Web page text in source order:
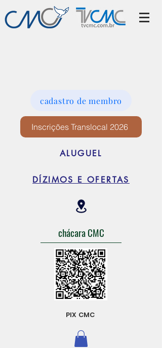
cadastro de membro
Inscrições Translocal 2026
ALUGUEL
DÍZIMOS E OFERTAS
chácara CMC
PIX CMC